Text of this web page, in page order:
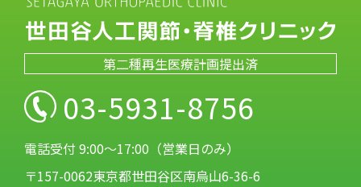
第二種再生医療計画提出済
03-5931-8756
電話受付 9:00～17:00（営業日のみ）
〒157-0062東京都世田谷区南烏山6-36-6